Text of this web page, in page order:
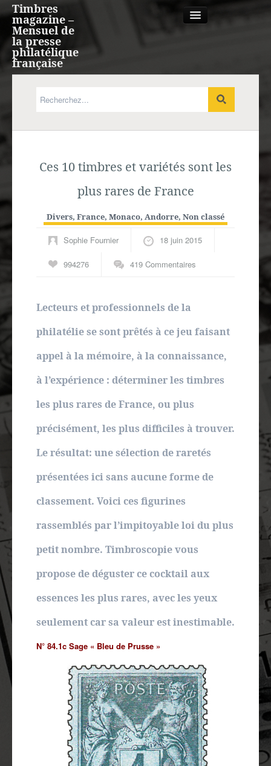
Timbres
magazine –
Mensuel de
la presse
philatélique
française
Expression française
Outre-mer
Agenda
Ces 10 timbres et variétés sont les
plus rares de France
Divers, France, Monaco, Andorre, Non classé
Sophie Fournier 18 juin 2015
994276 419 Commentaires
Lecteurs et professionnels de la
philatélie se sont prêtés à ce jeu faisant
appel à la mémoire, à la connaissance,
à l’expérience : déterminer les timbres
les plus rares de France, ou plus
précisément, les plus difficiles à trouver.
Le résultat: une sélection de raretés
présentées ici sans aucune forme de
classement. Voici ces figurines
rassemblés par l’impitoyable loi du plus
petit nombre. Timbroscopie vous
propose de déguster ce cocktail aux
essences les plus rares, avec les yeux
seulement car sa valeur est inestimable.
N° 84.1c Sage « Bleu de Prusse »